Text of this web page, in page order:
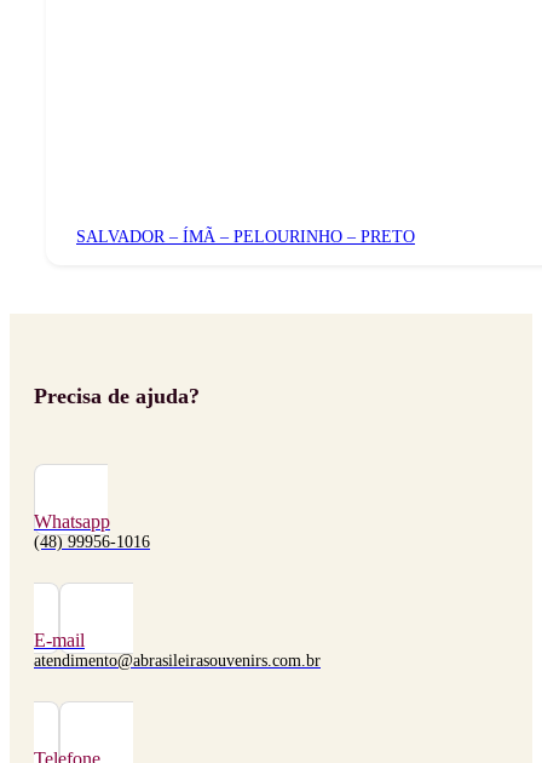
SALVADOR – ÍMÃ – PELOURINHO – PRETO
Precisa de ajuda?
Whatsapp
(48) 99956-1016
E-mail
atendimento@abrasileirasouvenirs.com.br
Telefone